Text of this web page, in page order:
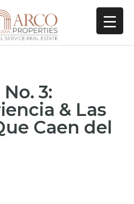
3:
& Las
Caen del